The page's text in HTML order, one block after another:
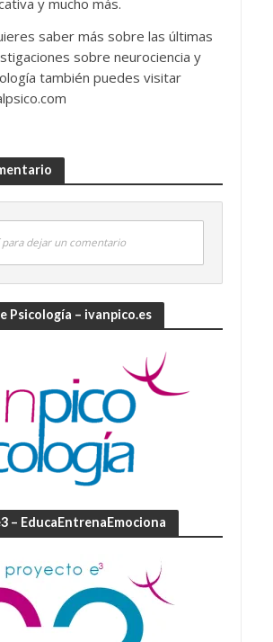
y mucho más.
saber más sobre las últimas
sobre neurociencia y
también puedes visitar
para dejar un comentario
Psicología – ivanpico.es
– EducaEntrenaEmociona